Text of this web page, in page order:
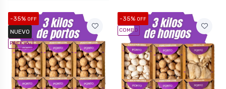
-35% OFF
NUEVO
PACK x6u.
-35% OFF
COMBO